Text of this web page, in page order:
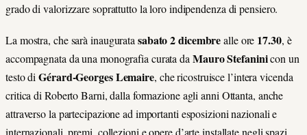
grado di valorizzare soprattutto la loro indipendenza di pensiero.
La mostra, che sarà inaugurata sabato 2 dicembrealle ore 17.30, è
accompagnata da una monografia curata da Mauro Stefaninicon un
testo diGérard-Georges Lemaire, che ricostruisce l’intera vicenda
critica di Roberto Barni, dalla formazione agli anni Ottanta, anche
attraverso la partecipazione ad importanti esposizioni nazionali e
internazionali, premi, collezioni e opere d’arte installate negli spazi